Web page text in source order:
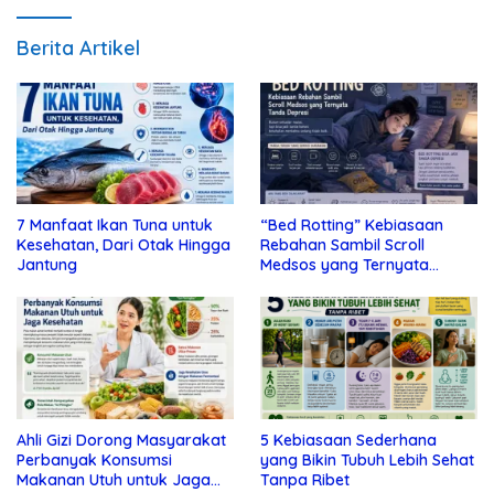
Berita Artikel
7 Manfaat Ikan Tuna untuk
Kesehatan, Dari Otak Hingga
Jantung
“Bed Rotting” Kebiasaan
Rebahan Sambil Scroll
Medsos yang Ternyata
Ahli Gizi Dorong Masyarakat
Perbanyak Konsumsi
Makanan Utuh untuk Jaga
5 Kebiasaan Sederhana
yang Bikin Tubuh Lebih Sehat
Tanpa Ribet